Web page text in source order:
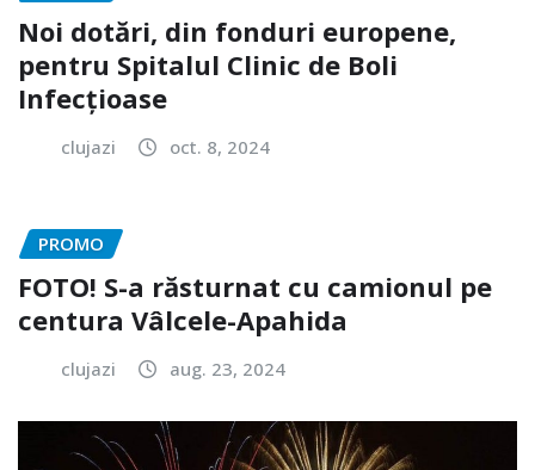
Noi dotări, din fonduri europene,
pentru Spitalul Clinic de Boli
Infecțioase
clujazi oct. 8, 2024
PROMO
FOTO! S-a răsturnat cu camionul pe
centura Vâlcele-Apahida
clujazi aug. 23, 2024